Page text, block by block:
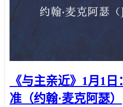
《与主亲近》1月1
准（约翰·麦克阿瑟）